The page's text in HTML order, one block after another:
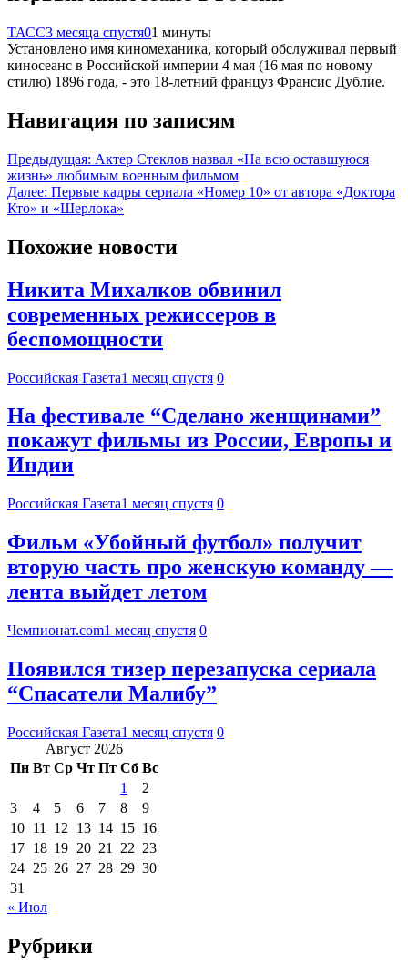
ТАСС3 месяца спустя01 минуты
Установлено имя киномеханика, который обслуживал первый
киносеанс в Российской империи 4 мая (16 мая по новому
стилю) 1896 года, - это 18-летний француз Франсис Дублие.
Навигация по записям
Предыдущая: Актер Стеклов назвал «На всю оставшуюся
жизнь» любимым военным фильмом
Далее: Первые кадры сериала «Номер 10» от автора «Доктора
Кто» и «Шерлока»
Похожие новости
Никита Михалков обвинил
современных режиссеров в
беспомощности
Российская Газета1 месяц спустя 0
На фестивале “Сделано женщинами”
покажут фильмы из России, Европы и
Индии
Российская Газета1 месяц спустя 0
Фильм «Убойный футбол» получит
вторую часть про женскую команду —
лента выйдет летом
Чемпионат.com1 месяц спустя 0
Появился тизер перезапуска сериала
“Спасатели Малибу”
Российская Газета1 месяц спустя 0
Август 2026
Пн Вт Ср Чт Пт Сб Вс
1
2
3
4 5 6 7 8
9
10 11 12 13 14 15 16
17 18 19 20 21 22 23
24 25 26 27 28 29 30
31
« Июл
Рубрики